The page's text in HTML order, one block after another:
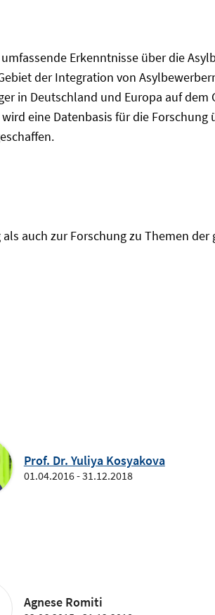
Erkenntnisse über die
der Integration von
in Deutschland und Europa auf
eine Datenbasis für die
auch zur Forschung zu Themen
Prof. Dr. Yuliya Kosyakova
01.04.2016 - 31.12.2018
Agnese Romiti